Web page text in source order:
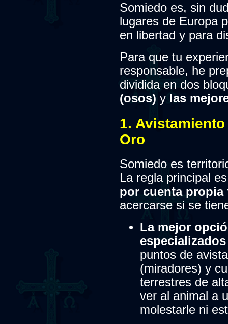
Somiedo es, sin
lugares de Europa
en libertad y para
Para que tu
responsable, he
dividida en dos
(osos) y las
1.
Oro
Somiedo es
La regla principal
por cuenta propia
acercarse si se
La mejor
especializados
puntos de
(miradores) y
terrestres de
ver al animal a
molestarle ni